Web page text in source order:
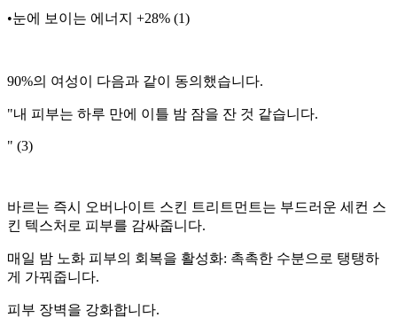
•눈에 보이는 에너지 +28% (1)
90%의 여성이 다음과 같이 동의했습니다.
"내 피부는 하루 만에 이틀 밤 잠을 잔 것 같습니다.
" (3)
바르는 즉시 오버나이트 스킨 트리트먼트는 부드러운 세컨 스
킨 텍스처로 피부를 감싸줍니다.
매일 밤 노화 피부의 회복을 활성화: 촉촉한 수분으로 탱탱하
게 가꿔줍니다.
피부 장벽을 강화합니다.